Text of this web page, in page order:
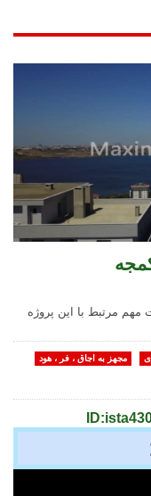
مهم مرتبط با این پروژه
مجهز به اجاق ، فر ، هود